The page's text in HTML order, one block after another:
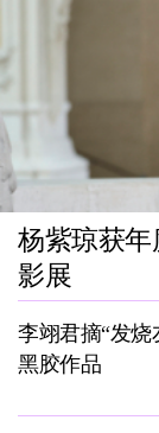
杨紫琼获年
影展
李翊君摘“发烧
黑胶作品